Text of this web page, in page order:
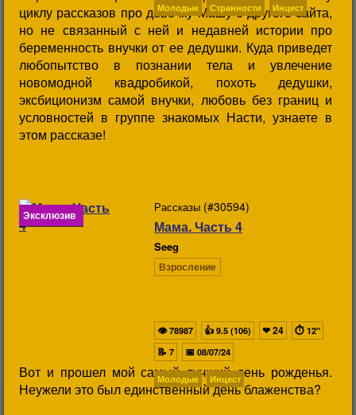
циклу рассказов про девочку Машу с другого сайта,
но не связанный с ней и недавней истории про
беременность внучки от ее дедушки. Куда приведет
любопытство в познании тела и увлечение
новомодной квадробикой, похоть дедушки,
эксбиционизм самой внучки, любовь без границ и
условностей в группе знакомых Насти, узнаете в
этом рассказе!
Молодые Странности Инцест
Эксклюзив
Рассказы (#30594)
Мама. Часть 4
Seeg
Взросление
Вот и прошел мой самый лучший день рожденья.
Неужели это был единственный день блаженства?
👁78987 👍 9.5 (106) ❤24 ⏱ 12"
📝 7 📅 08/07/24
Молодые Инцест